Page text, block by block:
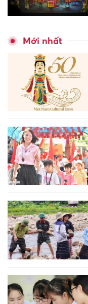
Mới nhất